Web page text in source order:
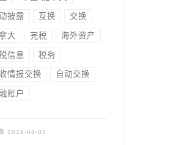
披露 互换 交换
大 完税 海外资产
信息 税务
情报交换 自动交换
账户
2018-04-01